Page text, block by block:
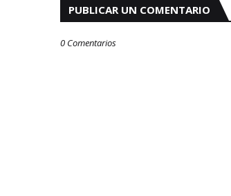
PUBLICAR UN COMENTARIO
0 Comentarios